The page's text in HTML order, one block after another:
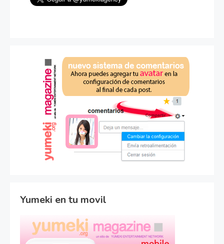
Yumeki en tu movil